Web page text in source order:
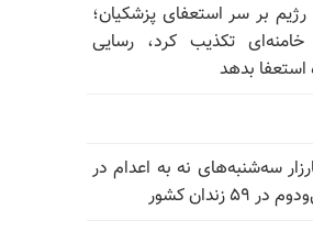
بر سر استعفای پزشکیان؛
تکذیب کرد، رسایی
بدهد
سه‌شنبه‌های نه به اعدام در
زندان کشور